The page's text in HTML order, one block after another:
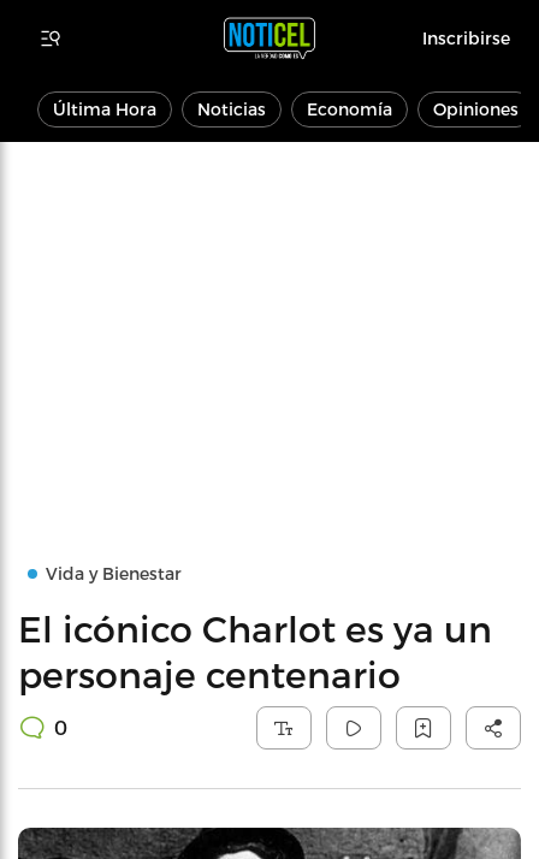
Inscribirse
Última Hora Noticias Economía Opiniones
Vida y Bienestar
El icónico Charlot es ya un
personaje centenario
0